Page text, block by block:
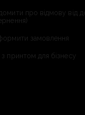
про відмову від
замовлення
з принтом для бізнесу